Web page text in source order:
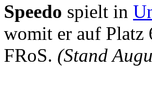
Speedo spielt in
womit er auf
FRoS. (Stand